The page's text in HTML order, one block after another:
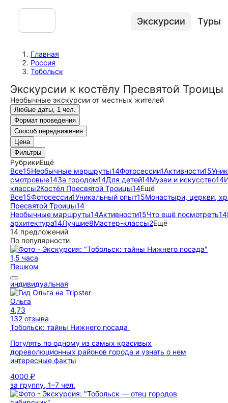
Экскурсии Туры
Главная
Россия
Тобольск
Экскурсии к костёлу Пресвятой Троицы
Необычные экскурсии от местных жителей
Любые даты, 1 чел.
Формат проведения
Способ передвижения
Цена
Фильтры
РубрикиЕщё
Все15Необычные маршруты14Фотосессии1Активности15
смотровые14За городом14Для детей14Музеи и искусство14
классы2Костёл Пресвятой Троицы14Ещё
Все15Фотосессии1Уникальный опыт15Монастыри, церкви,
Пресвятой Троицы14
Необычные маршруты14Активности15Что ещё посмотреть14
архитектура14Лучшие8Мастер-классы2Ещё
14 предложений
По популярности
1,5 часа
Пешком
индивидуальная
Ольга
4,73
132 отзыва
Тобольск: тайны Нижнего посада
Погулять по одному из самых красивых
дореволюционных районов города и узнать о нем
интересные факты
4000 ₽
за группу, 1–7 чел.